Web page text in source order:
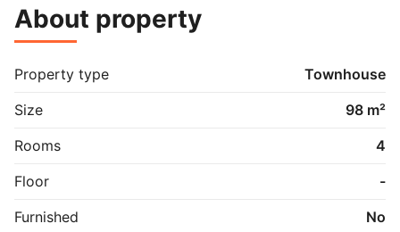
100-106 m² med 3-4-5 værelser, carport, skur og
mulighed for elbilopladning. Boligerne er opført i
med køkkenø, bryggers og terrasse. Der er gulvvarme,
ventilationsanlæg med varmegenvinding, 3-lags
vinduer samt fjernvarme og energieffektive
About property
Property type
Townhouse
Size
98 m²
Rooms
4
Floor
-
Furnished
No